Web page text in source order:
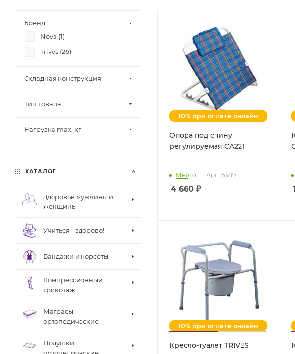
10% при оплате онлайн
Опора под спину
регулируемая CA221
Много Арт.: 6389
4 660 ₽
10% при оплате онлайн
Кресло-туалет TRIVES
Бренд
Nova (1)
Trives (26)
Складная конструкция
Тип товара
Нагрузка max, кг
КАТАЛОГ
Здоровье мужчины и
женщины
Учиться - здорово!
Бандажи и корсеты
Компрессионный
трикотаж
Матрасы
ортопедические
Подушки